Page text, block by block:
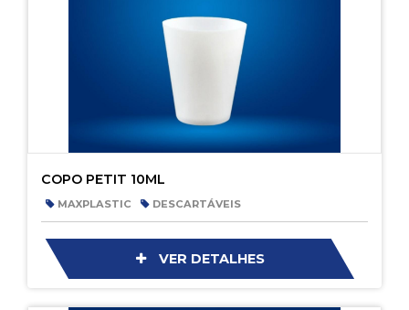
COPO PETIT 10ML
MAXPLASTIC DESCARTÁVEIS
VER DETALHES